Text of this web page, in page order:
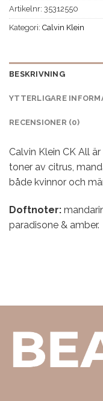
Artikelnr: 35312550
Kategori: Calvin Klein
BESKRIVNING
YTTERLIGARE
RECENSIONER (0)
Calvin Klein CK All
toner av citrus,
både kvinnor och
Doftnoter:
paradisone & amber.